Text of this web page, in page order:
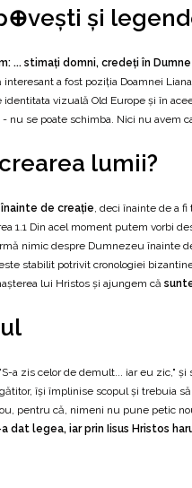
și
... stimați domni, credeți în
a fost poziția Doamnei
vizuală Old Europe și în
- nu se poate schimba. Nici nu avem
lumii?
de creație , deci înainte de a
1.1 Din acel moment putem vorbi
nimic despre Dumnezeu înainte
stabilit potrivit cronologiei
lui Hristos și ajungem că
a zis celor de demult... iar eu zic,"
își împlinise scopul și
pentru că, nimeni nu pune petic
dat legea, iar prin Iisus Hristos